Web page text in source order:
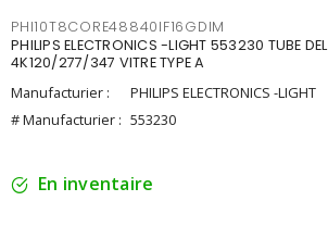
PHI10T8CORE48840IF16GDIM
PHILIPS ELECTRONICS -LIGHT 553230 TUBE
4K120/277/347 VITRE TYPE A
Manufacturier :
PHILIPS ELECTRONICS -LIGHT
# Manufacturier : 553230
En inventaire